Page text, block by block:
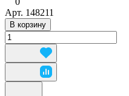
Арт. 148211
В корзину